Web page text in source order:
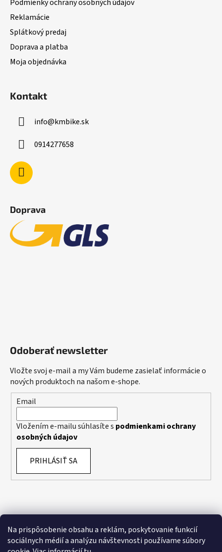
Na prispôsobenie obsahu a reklám, poskytovanie funkcií
sociálnych médií a analýzu návštevnosti používame súbory
Podmienky ochrany osobných údajov
Reklamácie
Splátkový predaj
Doprava a platba
Moja objednávka
Kontakt
info@kmbike.sk
0914277658
Doprava
Odoberať newsletter
Vložte svoj e-mail a my Vám budeme zasielať informácie o
nových produktoch na našom e-shope.
Email
Vložením e-mailu súhlasíte s podmienkami ochrany
osobných údajov
PRIHLÁSIŤ SA